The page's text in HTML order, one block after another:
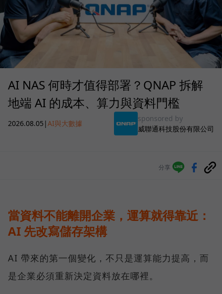
AI NAS 何時才值得部署？QNAP 拆解
地端 AI 的成本、算力與資料門檻
2026.08.05 |AI與大數據
sponsored by
威聯通科技股份有限公司
分享
當資料不能離開企業，運算就得靠近：
AI 先改寫儲存架構
AI 帶來的第一個變化，不只是運算能力提高，而
是企業必須重新決定資料放在哪裡。